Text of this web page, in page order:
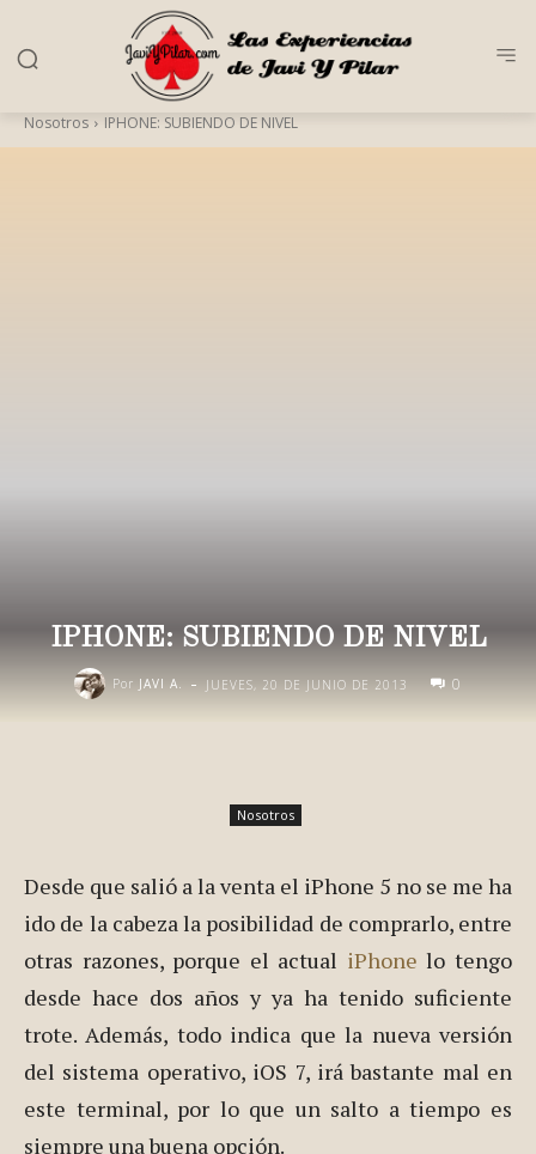
Nosotros IPHONE: SUBIENDO DE NIVEL
IPHONE: SUBIENDO DE NIVEL
Por JAVI A. - JUEVES, 20 DE JUNIO DE 2013 0
Nosotros
Desde que salió a la venta el iPhone 5 no se me ha
ido de la cabeza la posibilidad de comprarlo, entre
otras razones, porque el actual iPhone lo tengo
desde hace dos años y ya ha tenido suficiente
trote. Además, todo indica que la nueva versión
del sistema operativo, iOS 7, irá bastante mal en
este terminal, por lo que un salto a tiempo es
siempre una buena opción.